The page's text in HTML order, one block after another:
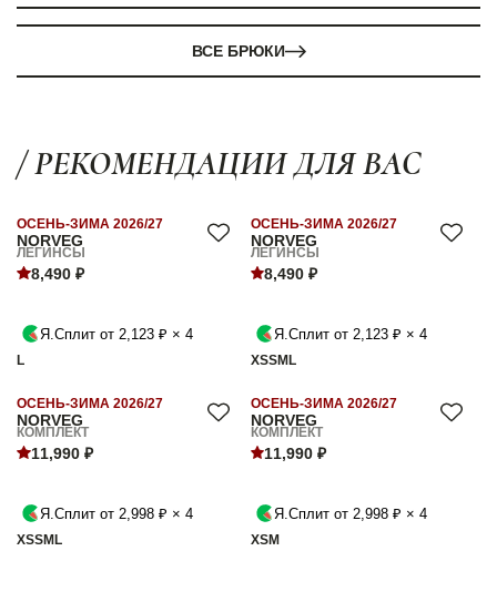
ВСЕ БРЮКИ
/ РЕКОМЕНДАЦИИ ДЛЯ ВАС
NORVEG
ОСЕНЬ-ЗИМА 2026/27
ЛЕГИНСЫ
8,490 ₽
Я.Сплит от 2,123 ₽ × 4
L
NORVEG
ОСЕНЬ-ЗИМА 2026/27
ЛЕГИНСЫ
8,490 ₽
Я.Сплит от 2,123 ₽ × 4
XSSM L
NORVEG
ОСЕНЬ-ЗИМА 2026/27
КОМПЛЕКТ
11,990 ₽
Я.Сплит от 2,998 ₽ × 4
XSSM L
NORVEG
ОСЕНЬ-ЗИМА 2026/27
КОМПЛЕКТ
11,990 ₽
Я.Сплит от 2,998 ₽ × 4
XSM